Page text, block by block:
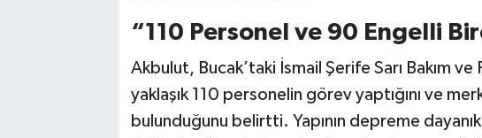
“110 Personel ve 90 Engelli
Akbulut, Bucak’taki İsmail Şerife Sarı Bakım
yaklaşık 110 personelin görev yaptığını ve
bulunduğunu belirtti. Yapının depreme